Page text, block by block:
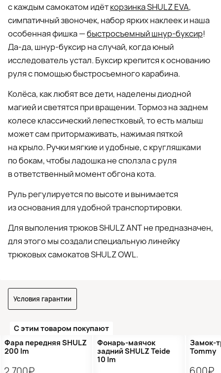
с каждым самокатом идёткорзинка SHULZ EVA,
симпатичный звоночек, набор ярких наклеек и наша
особенная фишка —быстросъемный шнур-буксир!
Да-да, шнур-буксир на случай, когда юный
исследователь устал. Буксир крепится к основанию
руля с помощью быстросъемного карабина.
Колёса, как любят все дети, наделены диодной
магией и светятся при вращении. Тормоз на заднем
колесе классический лепестковый, то есть малыш
может сам притормаживать, нажимая пяткой
на крыло. Ручки мягкие и удобные, с кругляшками
по бокам, чтобы ладошка не сползла с руля
в ответственный момент обгона кота.
Руль регулируется по высоте и вынимается
из основания для удобной транспортировки.
Для выполения трюков SHULZ ANT не предназначен,
для этого мы создали специальную линейку
трюковых самокатов SHULZ OWL.
Условия гарантии
С этим товаром покупают
Фара передняя SHULZ
200 lm
Фонарь-маячок
задний SHULZ Teide
10 lm
Замок-
Tommy